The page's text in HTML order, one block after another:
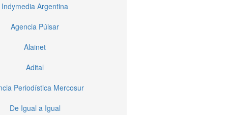
Indymedia Argentina
Agencia Púlsar
Alainet
Adital
Periodística Mercosur
De Igual a Igual